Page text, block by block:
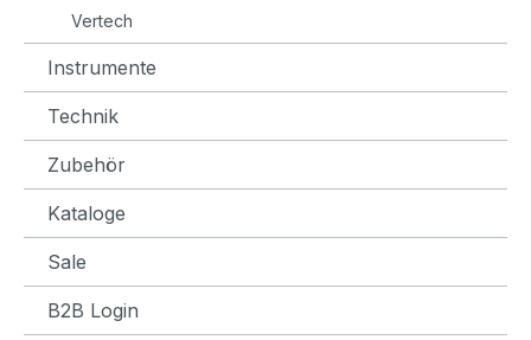
Vertech
Instrumente
Technik
Zubehör
Kataloge
Sale
B2B Login